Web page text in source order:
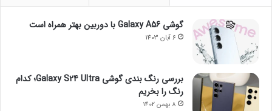
گوشی Galaxy A56 با دوربین بهتر همراه است
6 آبان 1403
بررسی رنگ بندی گوشی Galaxy S24 Ultra؛ کدام
رنگ را بخریم
8 بهمن 1402